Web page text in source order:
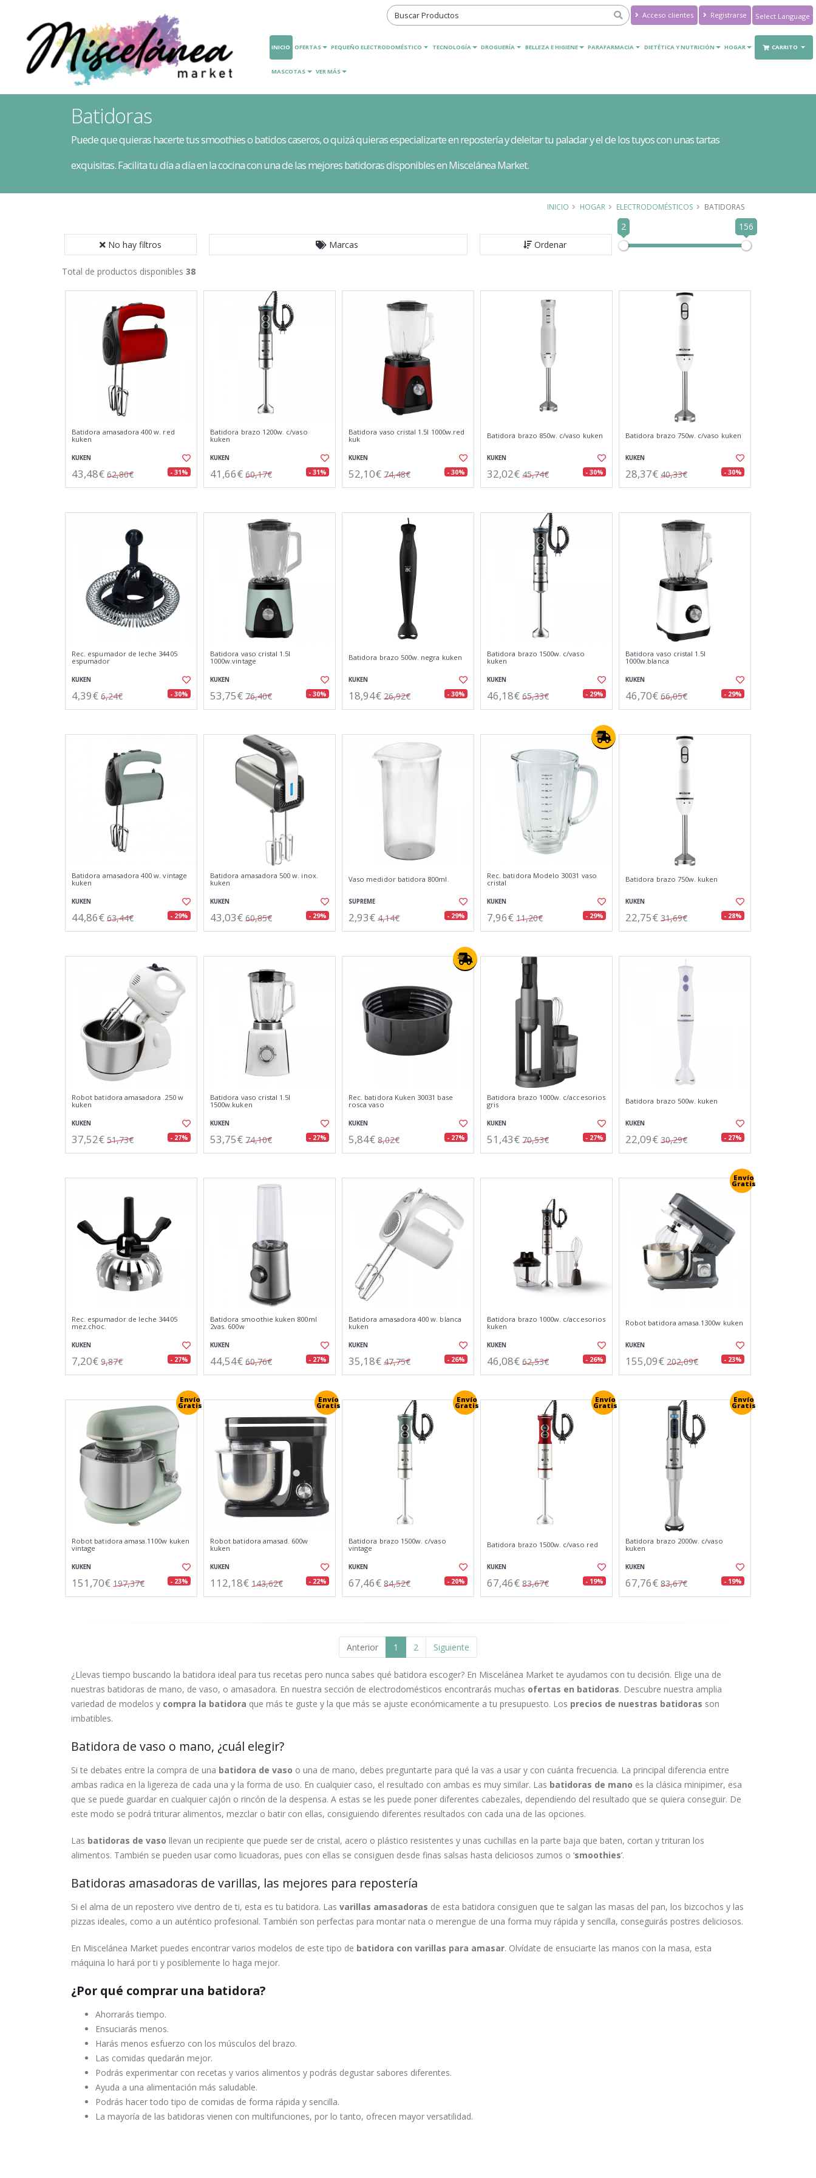
Acceso clientes Registrarse
Translate
INICIO OFERTAS PEQUEÑO ELECTRODOMÉSTICO TECNOLOGÍA DROGUERÍA BELLEZA E HIGIENE PARAFARMACIA DIETÉTICA Y NUTRICIÓN HOGAR
MASCOTAS VER MÁS
CARRITO
Batidoras
Puede que quieras hacerte tus smoothies o batidos caseros, o quizá quieras especializarte en repostería y deleitar tu paladar y el de los tuyos con unas tartas
exquisitas. Facilita tu día a día en la cocina con una de las mejores batidoras disponibles en Miscelánea Market.
INICIO HOGAR ELECTRODOMÉSTICOS BATIDORAS
No hay filtros Marcas Ordenar
2 156
Total de productos disponibles 38
Batidora amasadora 400 w. red
kuken
KUKEN
43,48€ 62,80€ - 31%
Batidora brazo 1200w. c/vaso
kuken
KUKEN
41,66€ 60,17€ - 31%
Batidora vaso cristal 1.5l 1000w.red
kuk
KUKEN
52,10€ 74,48€ - 30%
Batidora brazo 850w. c/vaso kuken
KUKEN
32,02€ 45,74€ - 30%
Batidora brazo 750w. c/vaso kuken
KUKEN
28,37€ 40,33€ - 30%
Rec. espumador de leche 34405
espumador
KUKEN
4,39€ 6,24€ - 30%
Batidora vaso cristal 1.5l
1000w.vintage
KUKEN
53,75€ 76,40€ - 30%
Batidora brazo 500w. negra kuken
KUKEN
18,94€ 26,92€ - 30%
Batidora brazo 1500w. c/vaso
kuken
KUKEN
46,18€ 65,33€ - 29%
Batidora vaso cristal 1.5l
1000w.blanca
KUKEN
46,70€ 66,05€ - 29%
Batidora amasadora 400 w. vintage
kuken
KUKEN
44,86€ 63,44€ - 29%
Batidora amasadora 500 w. inox.
kuken
KUKEN
43,03€ 60,85€ - 29%
Vaso medidor batidora 800ml.
SUPREME
2,93€ 4,14€ - 29%
Rec. batidora Modelo 30031 vaso
cristal
KUKEN
7,96€ 11,20€ - 29%
Batidora brazo 750w. kuken
KUKEN
22,75€ 31,69€ - 28%
Robot batidora amasadora .250 w
kuken
KUKEN
37,52€ 51,73€ - 27%
Batidora vaso cristal 1.5l
1500w.kuken
KUKEN
53,75€ 74,10€ - 27%
Rec. batidora Kuken 30031 base
rosca vaso
KUKEN
5,84€ 8,02€ - 27%
Batidora brazo 1000w. c/accesorios
gris
KUKEN
51,43€ 70,53€ - 27%
Batidora brazo 500w. kuken
KUKEN
22,09€ 30,29€ - 27%
Rec. espumador de leche 34405
mez.choc.
KUKEN
7,20€ 9,87€ - 27%
Batidora smoothie kuken 800ml
2vas. 600w
KUKEN
44,54€ 60,76€ - 27%
Batidora amasadora 400 w. blanca
kuken
KUKEN
35,18€ 47,75€ - 26%
Batidora brazo 1000w. c/accesorios
kuken
KUKEN
46,08€ 62,53€ - 26%
Envío
Gratis
Robot batidora amasa.1300w kuken
KUKEN
155,09€ 202,09€ - 23%
Envío
Gratis
Robot batidora amasa.1100w kuken
vintage
KUKEN
151,70€ 197,37€ - 23%
Envío
Gratis
Robot batidora amasad. 600w
kuken
KUKEN
112,18€ 143,62€ - 22%
Envío
Gratis
Batidora brazo 1500w. c/vaso
vintage
KUKEN
67,46€ 84,52€ - 20%
Envío
Gratis
Batidora brazo 1500w. c/vaso red
KUKEN
67,46€ 83,67€ - 19%
Envío
Gratis
Batidora brazo 2000w. c/vaso
kuken
KUKEN
67,76€ 83,67€ - 19%
Anterior 1 2 Siguiente
¿Llevas tiempo buscando la batidora ideal para tus recetas pero nunca sabes qué batidora escoger? En Miscelánea Market te ayudamos con tu decisión. Elige una de
nuestras batidoras de mano, de vaso, o amasadora. En nuestra sección de electrodomésticos encontrarás muchas ofertas en batidoras. Descubre nuestra amplia
variedad de modelos y compra la batidora que más te guste y la que más se ajuste económicamente a tu presupuesto. Los precios de nuestras batidoras son
imbatibles.
Batidora de vaso o mano, ¿cuál elegir?
Si te debates entre la compra de una batidora de vaso o una de mano, debes preguntarte para qué la vas a usar y con cuánta frecuencia. La principal diferencia entre
ambas radica en la ligereza de cada una y la forma de uso. En cualquier caso, el resultado con ambas es muy similar. Las batidoras de mano es la clásica minipimer, esa
que se puede guardar en cualquier cajón o rincón de la despensa. A estas se les puede poner diferentes cabezales, dependiendo del resultado que se quiera conseguir. De
este modo se podrá triturar alimentos, mezclar o batir con ellas, consiguiendo diferentes resultados con cada una de las opciones.
Las batidoras de vaso llevan un recipiente que puede ser de cristal, acero o plástico resistentes y unas cuchillas en la parte baja que baten, cortan y trituran los
alimentos. También se pueden usar como licuadoras, pues con ellas se consiguen desde finas salsas hasta deliciosos zumos o ‘smoothies’.
Batidoras amasadoras de varillas, las mejores para repostería
Si el alma de un repostero vive dentro de ti, esta es tu batidora. Las varillas amasadoras de esta batidora consiguen que te salgan las masas del pan, los bizcochos y las
pizzas ideales, como a un auténtico profesional. También son perfectas para montar nata o merengue de una forma muy rápida y sencilla, conseguirás postres deliciosos.
En Miscelánea Market puedes encontrar varios modelos de este tipo de batidora con varillas para amasar. Olvídate de ensuciarte las manos con la masa, esta
máquina lo hará por ti y posiblemente lo haga mejor.
¿Por qué comprar una batidora?
Ahorrarás tiempo.
Ensuciarás menos.
Harás menos esfuerzo con los músculos del brazo.
Las comidas quedarán mejor.
Podrás experimentar con recetas y varios alimentos y podrás degustar sabores diferentes.
Ayuda a una alimentación más saludable.
Podrás hacer todo tipo de comidas de forma rápida y sencilla.
La mayoría de las batidoras vienen con multifunciones, por lo tanto, ofrecen mayor versatilidad.